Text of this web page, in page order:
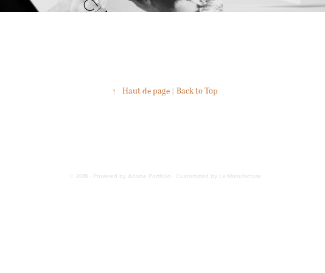
↑ Haut de page | Back to Top
© 2016 · Powered by Adobe Portfolio · Customized by La Manufacture